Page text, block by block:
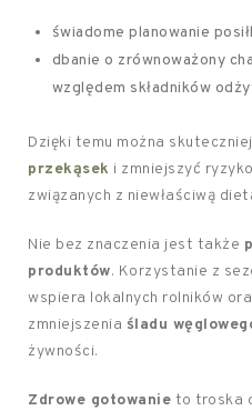
świadome planowanie
dbanie o zrównoważony
względem składników
Dzięki temu można
przekąsek i zmniejszyć
związanych z niewłaściwą
Nie bez znaczenia jest także
produktów. Korzystanie z
wspiera lokalnych rolników
zmniejszenia śladu
żywności.
Zdrowe gotowanie to troska